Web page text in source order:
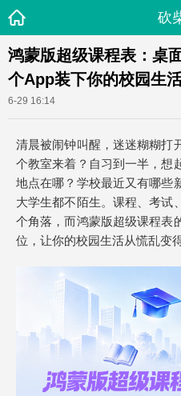
砍
鸿蒙版超级课程表：桌
个App装下你的校园生
6-29 16:14
清晨被闹钟叫醒，迷迷糊糊
个教室来着？自习到一半，想
地点在哪？学校最近又有哪
大学生都不陌生。课程、考试
个角落，而鸿蒙版超级课程表
位，让你的校园生活从慌乱变